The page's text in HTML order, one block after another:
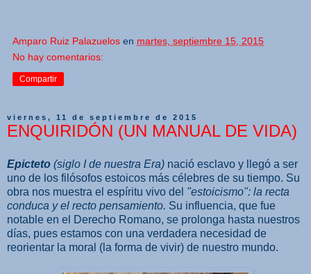
Amparo Ruiz Palazuelos en martes, septiembre 15, 2015
No hay comentarios:
Compartir
viernes, 11 de septiembre de 2015
ENQUIRIDÓN (UN MANUAL DE VIDA)
Epicteto (siglo I de nuestra Era) nació esclavo y llegó a ser
uno de los filósofos estoicos más célebres de su tiempo. Su
obra nos muestra el espíritu vivo del "estoicismo": la recta
conduca y el recto pensamiento. Su influencia, que fue
notable en el Derecho Romano, se prolonga hasta nuestros
días, pues estamos con una verdadera necesidad de
reorientar la moral (la forma de vivir) de nuestro mundo.